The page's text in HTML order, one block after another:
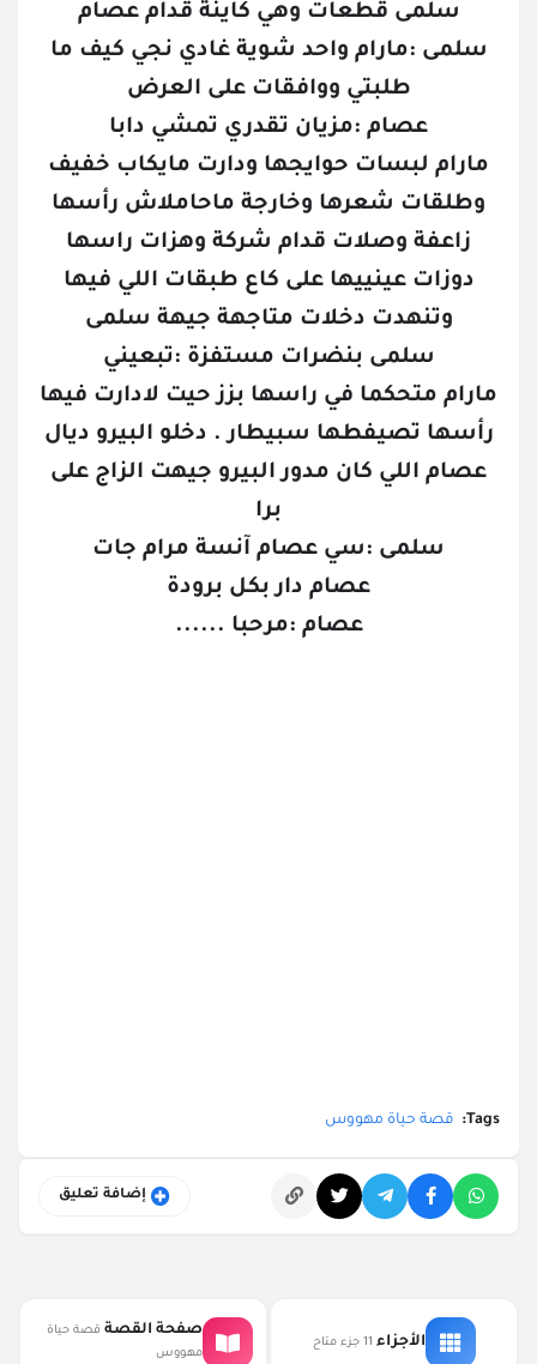
سلمى قطعات وهي كاينة قدام عصام
سلمى :مارام واحد شوية غادي نجي كيف ما
طلبتي ووافقات على العرض
عصام :مزيان تقدري تمشي دابا
مارام لبسات حوايجها ودارت مايكاب خفيف
وطلقات شعرها وخارجة ماحاملاش رأسها
زاعفة وصلات قدام شركة وهزات راسها
دوزات عينييها على كاع طبقات اللي فيها
وتنهدت دخلات متاجهة جيهة سلمى
سلمى بنضرات مستفزة :تبعيني
مارام متحكما في راسها بزز حيت لادارت فيها
رأسها تصيفطها سبيطار . دخلو البيرو ديال
عصام اللي كان مدور البيرو جيهت الزاج على
برا
سلمى :سي عصام آنسة مرام جات
عصام دار بكل برودة
عصام :مرحبا ......
Tags: قصة حياة مهووس
إضافة تعليق
الأجزاء 11 جزء متاح
صفحة القصة قصة حياة
مهووس